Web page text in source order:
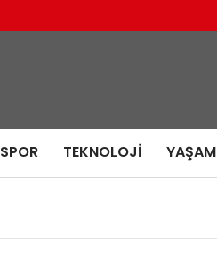
SPOR TEKNOLOJI YAŞAM